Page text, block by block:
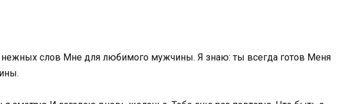
слов Мне для любимого мужчины. Я знаю: ты всегда готов Меня